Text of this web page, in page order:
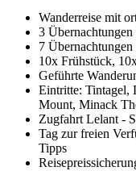
Wanderreise mit
3
7
10x Frühstück,
Geführte
Eintritte: Tintagel,
Mount, Minack
Zugfahrt Lelant -
Tag zur freien
Tipps